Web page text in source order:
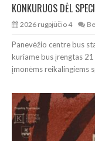
2026 rugpjūčio 4
Panevėžio centre bus
kuriame bus įrengtas
įmonėms reikalingiems